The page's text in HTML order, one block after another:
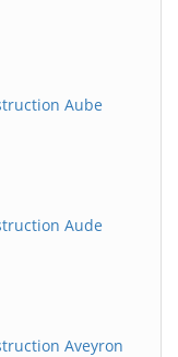
Aube
Aude
Aveyron